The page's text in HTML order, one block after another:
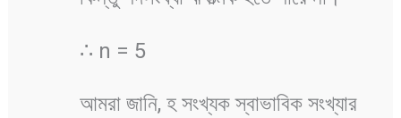
∴ n = 5
আমরা জানি, হ সংখ্যক স্বাভাবিক সংখ্যার